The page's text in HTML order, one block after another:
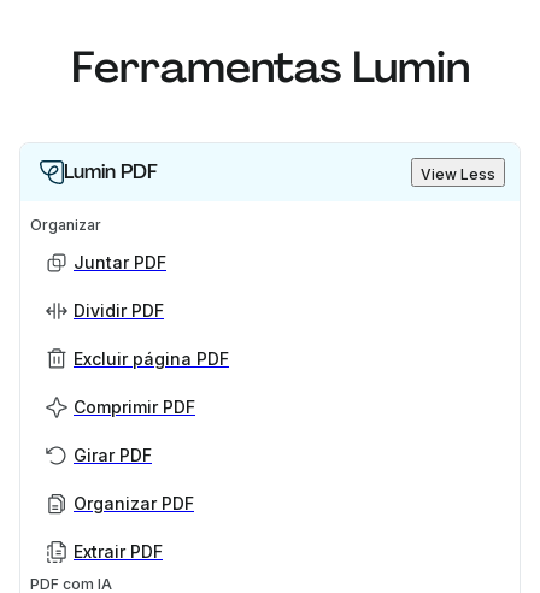
Ferramentas Lumin
Lumin PDF View Less
Organizar
Juntar PDF
Dividir PDF
Excluir página PDF
Comprimir PDF
Girar PDF
Organizar PDF
Extrair PDF
PDF com IA